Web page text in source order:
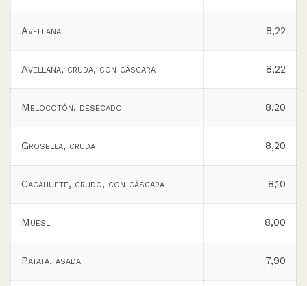
Avellana 8,22
Avellana, cruda, con cáscara 8,22
Melocotón, desecado 8,20
Grosella, cruda 8,20
Cacahuete, crudo, con cáscara 8,10
Muesli 8,00
Patata, asada 7,90